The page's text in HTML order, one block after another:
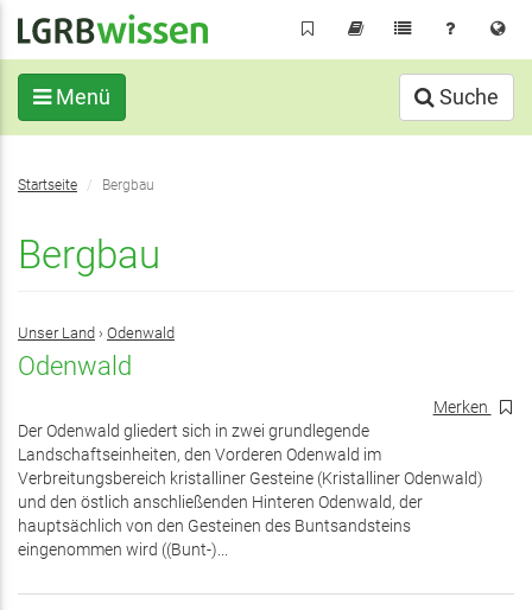
Inhalt
Menü Suche
Sie
hier:
Startseite Bergbau
Bergbau
Unser Land › Odenwald
Odenwald
Merken
Der Odenwald gliedert sich in zwei grundlegende
Landschaftseinheiten, den Vorderen Odenwald im
Verbreitungsbereich kristalliner Gesteine (Kristalliner Odenwald)
und den östlich anschließenden Hinteren Odenwald, der
hauptsächlich von den Gesteinen des Buntsandsteins
eingenommen wird ((Bunt-)...